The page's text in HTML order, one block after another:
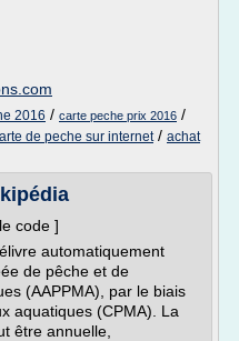
2016 / carte peche prix 2016 /
de peche sur internet/ achat
code ]
automatiquement
de pêche et de
(AAPPMA), par le biais
aquatiques (CPMA). La
être annuelle,